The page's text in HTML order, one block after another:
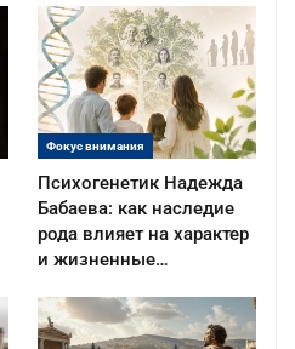
Фокус внимания
Психогенетик Надежда
Бабаева: как наследие
рода влияет на характер
и жизненные…